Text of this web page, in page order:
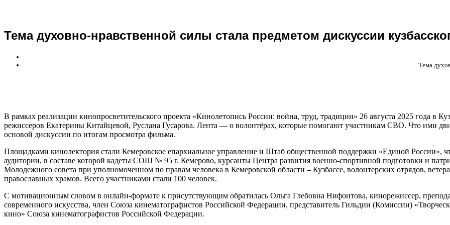
Тема духовно-нравственной силы стала предметом дискуссии
Тема
В рамках реализации кинопросветительского проекта «Кинолетопись России: война, труд, традиции» 26 августа 2025 года в
режиссеров Екатерины Китайцевой, Руслана Гусарова. Лента — о волонтёрах, которые помогают участникам СВО. Что ими
основой дискуссии по итогам просмотра фильма.
Площадками кинолектория стали Кемеровское епархиальное управление и Штаб общественной поддержки «Единой России»,
аудитории, в составе которой кадеты СОШ № 95 г. Кемерово, курсанты Центра развития военно-спортивной подготовки и
Молодежного совета при уполномоченном по правам человека в Кемеровской области – Кузбассе, волонтерских отрядов,
православных храмов. Всего участниками стали 100 человек.
С мотивационным словом в онлайн-формате к присутствующим обратилась Ольга Глебовна Нифонтова, кинорежиссер,
современного искусства, член Союза кинематографистов Российской Федерации, представитель Гильдии (Комиссии)
кино» Союза кинематографистов Российской Федерации.